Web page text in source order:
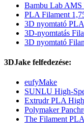
Bambu Lab AMS
PLA Filament
3D nyomtató
3D-nyomtatás
3D nyomtató
3DJake felfedezése:
eufyMake
SUNLU High-
Extrudr PLA
Polymaker
The Filament